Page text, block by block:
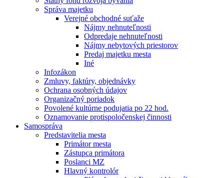
Správa majetku
Verejné obchodné suťaže
Nájmy nehnuteľnosti
Odpredaje nehnuteľnosti
Nájmy nebytových priestorov
Predaj majetku mesta
Iné
Infozákon
Zmluvy, faktúry, objednávky
Ochrana osobných údajov
Organizačný poriadok
Povolené kultúrne podujatia po 22 hod.
Oznamovanie protispoločenskej činnosti
Samospráva
Predstavitelia mesta
Primátor mesta
Zástupca primátora
Poslanci MZ
Hlavný kontrolór